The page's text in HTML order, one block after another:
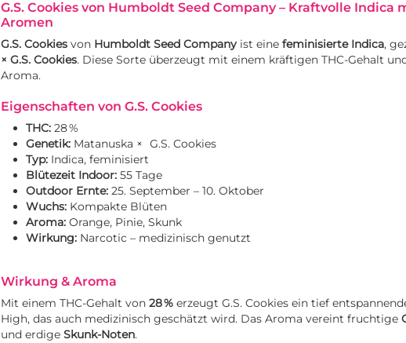
G.S. Cookies von Humboldt Seed Company – Kraftvolle Indica
Aromen
G.S. Cookies von Humboldt Seed Companyist eine feminisierte Indica,
× G.S. Cookies. Diese Sorte überzeugt mit einem kräftigen THC-Gehalt
Aroma.
Eigenschaften von G.S. Cookies
THC: 28 %
Genetik: Matanuska × G.S. Cookies
Typ: Indica, feminisiert
Blütezeit Indoor: 55 Tage
Outdoor Ernte: 25. September – 10. Oktober
Wuchs: Kompakte Blüten
Aroma: Orange, Pinie, Skunk
Wirkung: Narcotic – medizinisch genutzt
Wirkung & Aroma
Mit einem THC-Gehalt von 28 % erzeugt G.S. Cookies ein tief
High, das auch medizinisch geschätzt wird. Das Aroma vereint fruchtige
und erdige Skunk-Noten.